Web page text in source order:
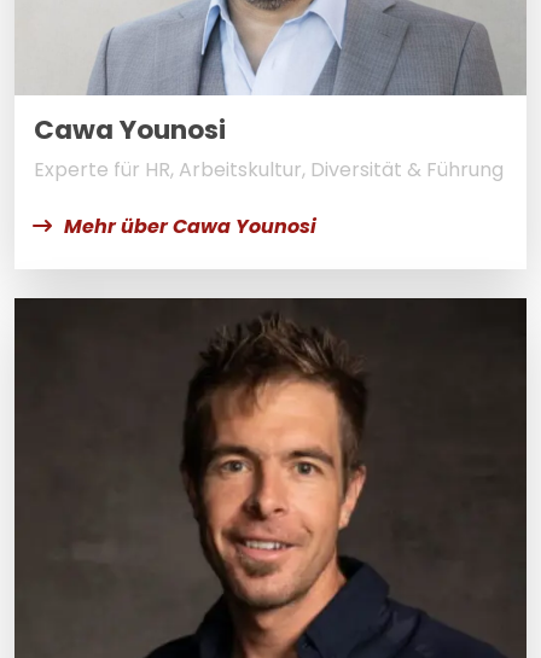
Cawa Younosi
Experte für HR, Arbeitskultur, Diversität & Führung
Mehr über Cawa Younosi